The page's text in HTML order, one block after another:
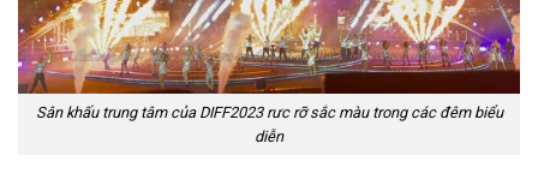
Sân khấu trung tâm của DIFF2023 rưc rỡ sắc màu trong các đêm biểu
diễn